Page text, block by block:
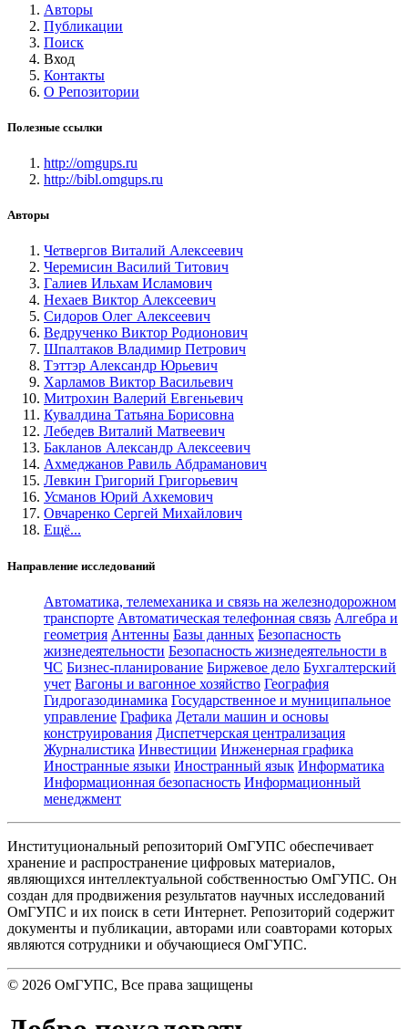
Авторы
Публикации
Поиск
Вход
Контакты
О Репозитории
Полезные ссылки
http://omgups.ru
http://bibl.omgups.ru
Авторы
Четвергов Виталий Алексеевич
Черемисин Василий Титович
Галиев Ильхам Исламович
Нехаев Виктор Алексеевич
Сидоров Олег Алексеевич
Ведрученко Виктор Родионович
Шпалтаков Владимир Петрович
Тэттэр Александр Юрьевич
Харламов Виктор Васильевич
Митрохин Валерий Евгеньевич
Кувалдина Татьяна Борисовна
Лебедев Виталий Матвеевич
Бакланов Александр Алексеевич
Ахмеджанов Равиль Абдраманович
Левкин Григорий Григорьевич
Усманов Юрий Ахкемович
Овчаренко Сергей Михайлович
Ещё...
Направление исследований
Автоматика, телемеханика и связь на железнодорожном
транспорте Автоматическая телефонная связь Алгебра и
геометрия Антенны Базы данных Безопасность
жизнедеятельности Безопасность жизнедеятельности в
ЧС Бизнес-планирование Биржевое дело Бухгалтерский
учет Вагоны и вагонное хозяйство География
Гидрогазодинамика Государственное и муниципальное
управление Графика Детали машин и основы
конструирования Диспетчерская централизация
Журналистика Инвестиции Инженерная графика
Иностранные языки Иностранный язык Информатика
Информационная безопасность Информационный
менеджмент
Институциональный репозиторий ОмГУПС обеспечивает
хранение и распространение цифровых материалов,
являющихся интеллектуальной собственностью ОмГУПС. Он
создан для продвижения результатов научных исследований
ОмГУПС и их поиск в сети Интернет. Репозиторий содержит
документы и публикации, авторами или соавторами которых
являются сотрудники и обучающиеся ОмГУПС.
© 2026 ОмГУПС, Все права защищены